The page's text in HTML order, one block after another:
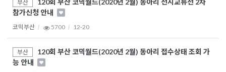
부산
120회 부산 코믹월드(2020년 2월) 동아리 전시교류전 2차
참가신청 안내
코믹부산 5700 12-20
부산
120회 부산 코믹월드(2020년 2월) 동아리 접수상태 조회 가
능 안내